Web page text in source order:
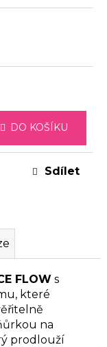
DO KOŠÍKU
Sdílet
FLOW s
které
na
prodlouží